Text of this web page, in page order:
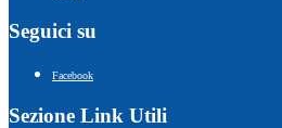
Seguici su
Facebook
Sezione Link Utili